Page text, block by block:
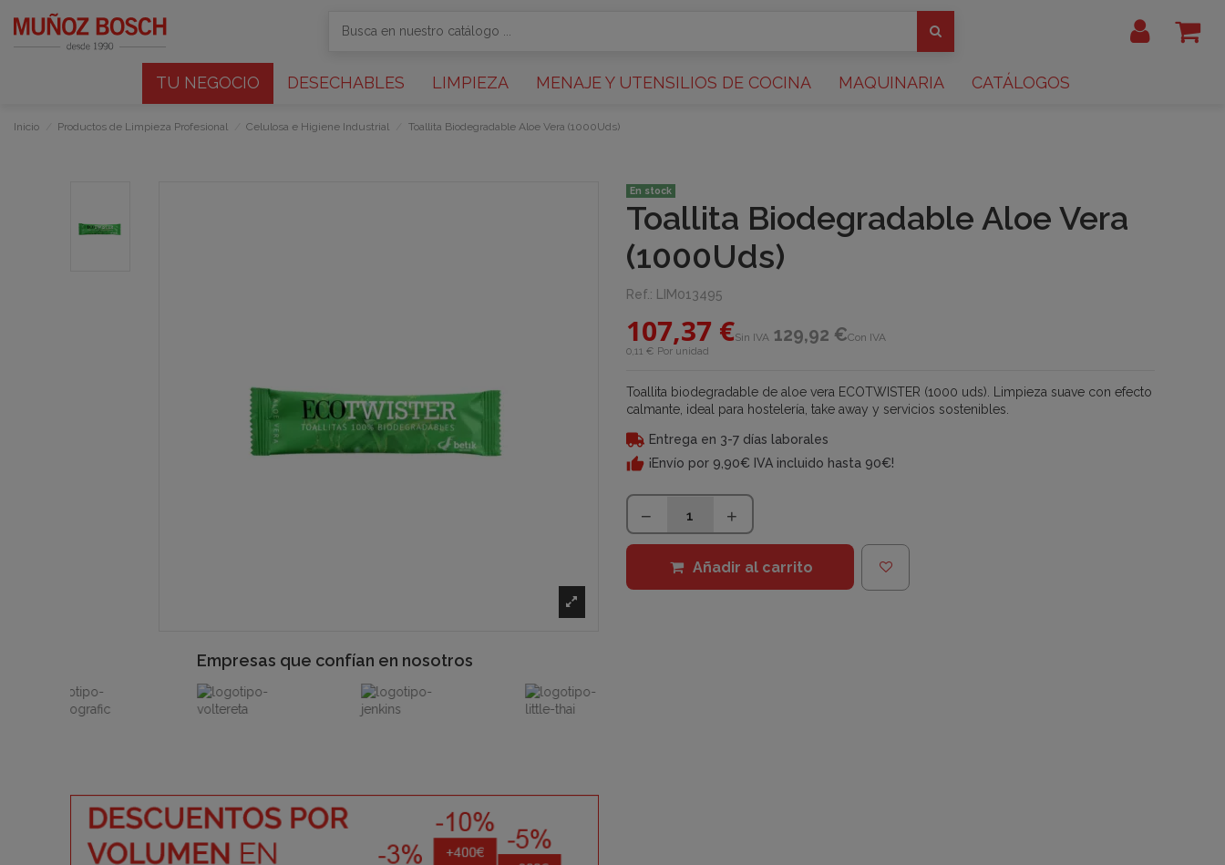
TU NEGOCIO DESECHABLES LIMPIEZA MENAJE Y UTENSILIOS DE COCINA MAQUINARIA CATÁLOGOS
Inicio Productos de Limpieza Profesional Celulosa e Higiene Industrial Toallita Biodegradable Aloe Vera (1000Uds)
Empresas que confían en nosotros
En stock
Toallita Biodegradable Aloe Vera
(1000Uds)
Ref.: LIM013495
107,37 €Sin IVA 129,92 €Con IVA
0,11 € Por unidad
Toallita biodegradable de aloe vera ECOTWISTER (1000 uds). Limpieza suave con efecto
calmante, ideal para hostelería, take away y servicios sostenibles.
Entrega en 3-7 días laborales
¡Envío por 9,90€ IVA incluido hasta 90€!
Añadir al carrito